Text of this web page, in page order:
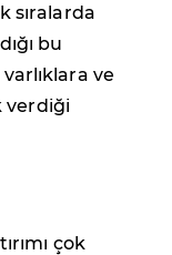
sıralarda
bu
ve
verdiği
çok